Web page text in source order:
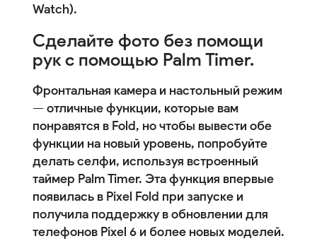
Watch).
Сделайте фото без помощи
рук с помощью Palm Timer.
Фронтальная камера и настольный режим
— отличные функции, которые вам
понравятся в Fold, но чтобы вывести обе
функции на новый уровень, попробуйте
делать селфи, используя встроенный
таймер Palm Timer. Эта функция впервые
появилась в Pixel Fold при запуске и
получила поддержку в обновлении для
телефонов Pixel 6 и более новых моделей.